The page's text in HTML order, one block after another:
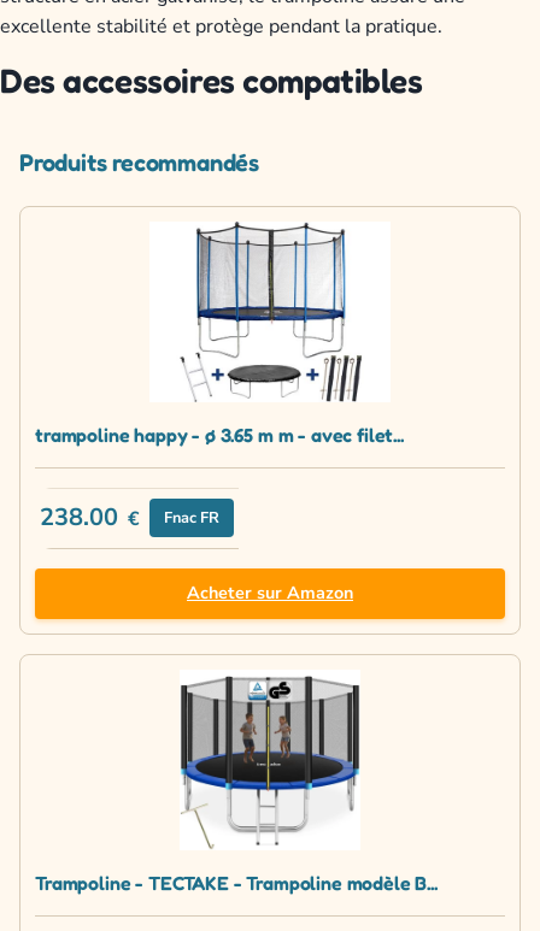
excellente stabilité et protège pendant la pratique.
Des accessoires compatibles
Produits recommandés
trampoline happy - ø 3.65 m m - avec filet...
238.00 € Fnac FR
Acheter sur Amazon
Trampoline - TECTAKE - Trampoline modèle B...